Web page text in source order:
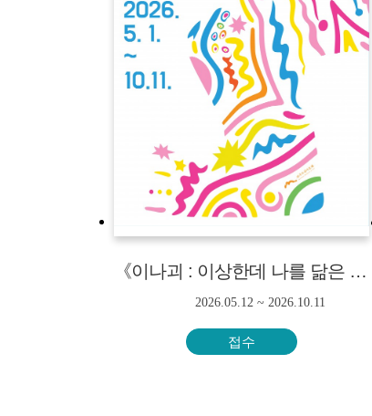
《이나괴 : 이상한데 나를 닮은 괴물》연계 교육·체험 프로그램<단체만 신청가능>
2026.05.12 ~ 2026.10.11
접수